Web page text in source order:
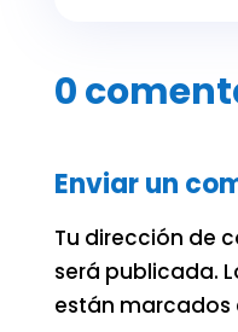
0
Enviar un
Tu dirección de
será publicada.
están marcados